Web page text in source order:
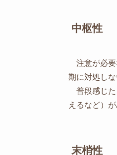
中枢性
注意が必要
期に対処し
普段感じた
えるなど）
末梢性